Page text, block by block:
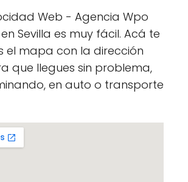
Web - Agencia Wpo
Sevilla es muy fácil. Acá te
el mapa con la dirección
que llegues sin problema,
en auto o transporte